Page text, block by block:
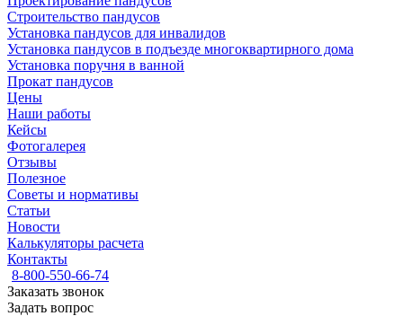
Строительство пандусов
Установка пандусов для инвалидов
Установка пандусов в подъезде многоквартирного дома
Установка поручня в ванной
Прокат пандусов
Цены
Наши работы
Кейсы
Фотогалерея
Отзывы
Полезное
Советы и нормативы
Статьи
Новости
Калькуляторы расчета
Контакты
8-800-550-66-74
Заказать звонок
Задать вопрос